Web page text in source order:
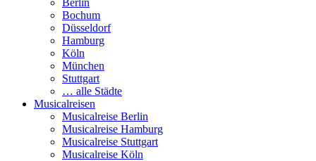
Berlin
Bochum
Düsseldorf
Hamburg
Köln
München
Stuttgart
… alle Städte
Musicalreisen
Musicalreise Berlin
Musicalreise Hamburg
Musicalreise Stuttgart
Musicalreise Köln